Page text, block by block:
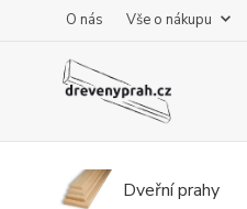
O nás Vše o nákupu
Dveřní prahy